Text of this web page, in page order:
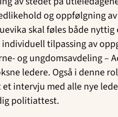
og oppfølgning
skal føles både nyttig
tilpassing av
og ungdomsavdeling –
ledere. Også i denne
intervju med alle nye
politiattest.